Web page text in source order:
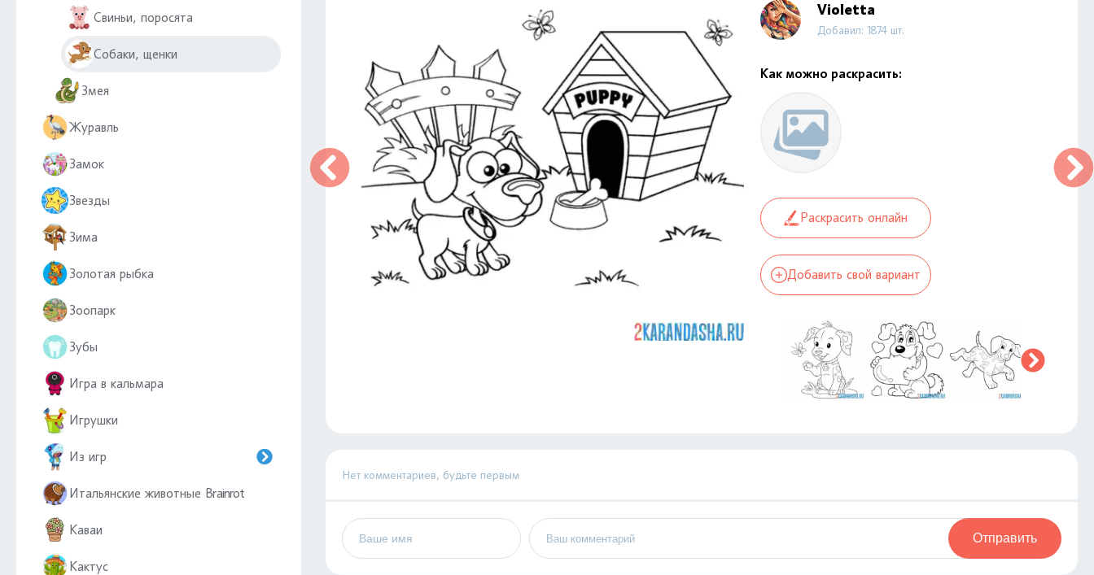
Свиньи, поросята
Собаки, щенки
Змея
Журавль
Замок
Звезды
Зима
Золотая рыбка
Зоопарк
Зубы
Игра в кальмара
Игрушки
Из игр
Итальянские животные Brainrot
Каваи
Кактус
Violetta
Добавил: 1874 шт.
Как можно раскрасить:
Раскрасить онлайн
Добавить свой вариант
Нет комментариев, будьте первым
Отправить